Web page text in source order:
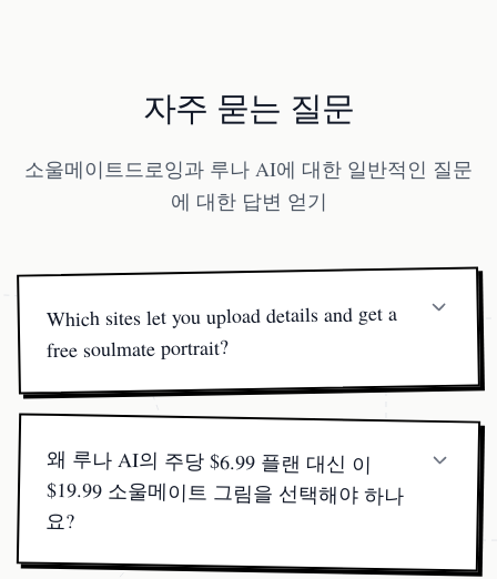
자주 묻는 질문
소울메이트드로잉과 루나 AI에 대한 일반적인 질문
에 대한 답변 얻기
Which sites let you upload details and get a
free soulmate portrait?
return the astrological insights free. To turn that into a
tiers—starting from $19.99 or bundle deals that drop to
$1 per image.
왜 루나 AI의 주당 $6.99 플랜 대신 이
$19.99 소울메이트 그림을 선택해야 하나
요?